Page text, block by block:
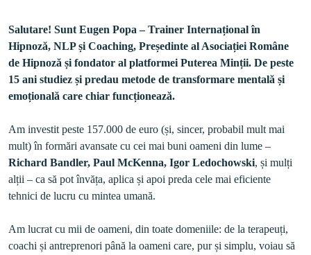
Salutare! Sunt Eugen Popa – Trainer Internațional în
Hipnoză, NLP și Coaching, Președinte al Asociației Române
de Hipnoză și fondator al platformei Puterea Minții. De peste
15 ani studiez și predau metode de transformare mentală și
emoțională care chiar funcționează.
Am investit peste 157.000 de euro (și, sincer, probabil mult mai
mult) în formări avansate cu cei mai buni oameni din lume –
Richard Bandler, Paul McKenna, Igor Ledochowski, și mulți
alții – ca să pot învăța, aplica și apoi preda cele mai eficiente
Am lucrat cu mii de oameni, din toate domeniile: de la terapeuți,
coachi și antreprenori până la oameni care, pur și simplu, voiau să